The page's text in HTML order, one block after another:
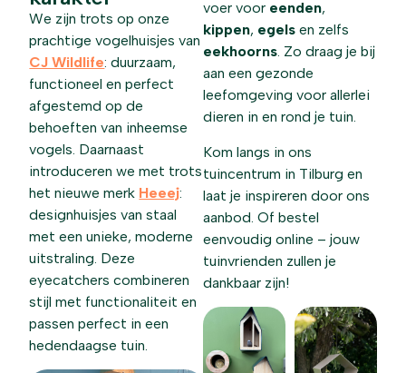
We zijn trots op onze
prachtige vogelhuisjes van
CJ Wildlife: duurzaam,
functioneel en perfect
afgestemd op de
behoeften van inheemse
vogels. Daarnaast
introduceren we met trots
het nieuwe merk Heeej:
designhuisjes van staal
met een unieke, moderne
uitstraling. Deze
eyecatchers combineren
stijl met functionaliteit en
passen perfect in een
hedendaagse tuin.
voer voor eenden,
kippen, egels en zelfs
eekhoorns. Zo draag je bij
aan een gezonde
leefomgeving voor allerlei
dieren in en rond je tuin.
Kom langs in ons
tuincentrum in Tilburg en
laat je inspireren door ons
aanbod. Of bestel
eenvoudig online – jouw
tuinvrienden zullen je
dankbaar zijn!